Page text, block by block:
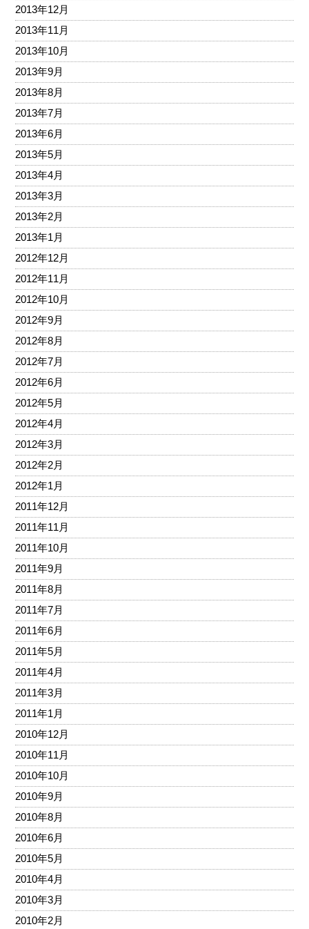
2013年12月
2013年11月
2013年10月
2013年9月
2013年8月
2013年7月
2013年6月
2013年5月
2013年4月
2013年3月
2013年2月
2013年1月
2012年12月
2012年11月
2012年10月
2012年9月
2012年8月
2012年7月
2012年6月
2012年5月
2012年4月
2012年3月
2012年2月
2012年1月
2011年12月
2011年11月
2011年10月
2011年9月
2011年8月
2011年7月
2011年6月
2011年5月
2011年4月
2011年3月
2011年1月
2010年12月
2010年11月
2010年10月
2010年9月
2010年8月
2010年6月
2010年5月
2010年4月
2010年3月
2010年2月